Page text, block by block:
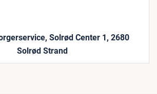
Solrød Center 1, 2680
Solrød Strand